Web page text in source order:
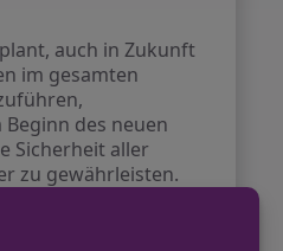
auch in Zukunft
im gesamten
des neuen
Sicherheit aller
zu gewährleisten.
/